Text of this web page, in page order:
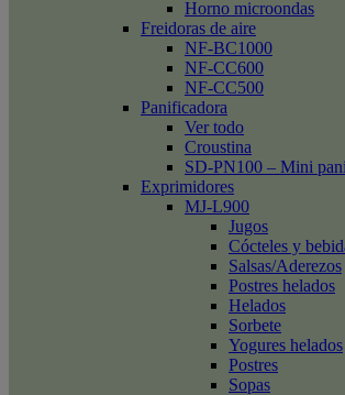
Horno microondas
Freidoras de aire
NF-BC1000
NF-CC600
NF-CC500
Panificadora
Ver todo
Croustina
SD-PN100 – Mini
Exprimidores
MJ-L900
Jugos
Cócteles y
Salsas/Aderezos
Postres helados
Helados
Sorbete
Yogures helados
Postres
Sopas